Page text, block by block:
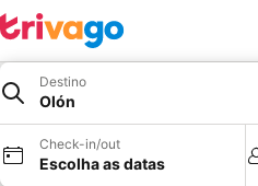
Destino
Olón
Check-in/out
Escolha as datas